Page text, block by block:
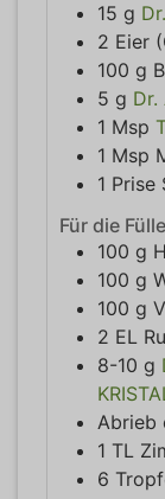
15 g
2 Eier
100 g
5 g Dr.
1 Msp
1 Msp
1 Prise
Für die Fülle
100 g
100 g
100 g
2 EL
8-10 g
Abrieb
1 TL
6